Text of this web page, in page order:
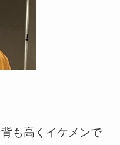
も高くイケメンで